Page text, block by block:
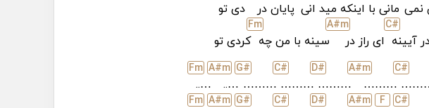
نمی مانی با اینکه مید انی پایان در دی تو
آیینه
C#
ای راز در
A#m
سینه با من چه
Fm
کردی تو
C#
………
A#m
………
D#
………
C#
………
G#
…..
A#m
…..
Fm
C#
F
A#m
D#
C#
G#
A#m
Fm